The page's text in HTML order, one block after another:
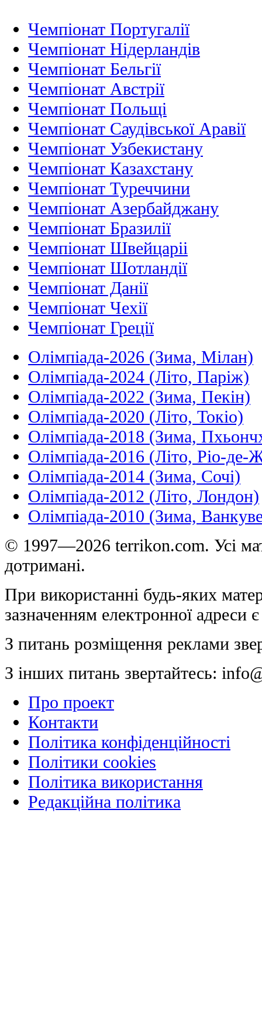
Чемпіонат Португалії
Чемпіонат Нідерландiв
Чемпіонат Бельгії
Чемпіонат Австрії
Чемпіонат Польщі
Чемпіонат Саудівської Аравії
Чемпіонат Узбекистану
Чемпіонат Казахстану
Чемпіонат Туреччини
Чемпіонат Азербайджану
Чемпіонат Бразилії
Чемпіонат Швейцаріі
Чемпіонат Шотландії
Чемпіонат Данії
Чемпіонат Чехії
Чемпіонат Греції
Олімпіада-2026 (Зима, Мілан)
Олімпіада-2024 (Літо, Паріж)
Олімпіада-2022 (Зима, Пекін)
Олімпіада-2020 (Літо, Токіо)
Олімпіада-2018 (Зима,
Олімпіада-2016 (Літо, Ріо-де-
Олімпіада-2014 (Зима, Сочі)
Олімпіада-2012 (Літо, Лондон)
Олімпіада-2010 (Зима,
© 1997—2026 terrikon.com. Усі
дотримані.
При використанні будь-яких
зазначенням електронної адреси
З питань розміщення реклами
З інших питань звертайтесь:
Про проект
Контакти
Політика конфіденційності
Політики cookies
Політика використання
Редакційна політика